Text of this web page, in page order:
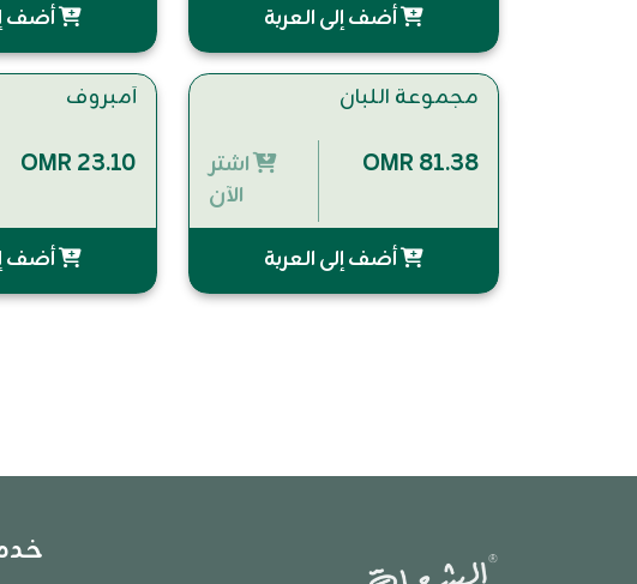
أضف إلى العربة أضف
مجموعة اللبان
OMR 81.38
اشتر
الآن
أضف إلى العربة
أمبروف
OMR 23.10
أضف